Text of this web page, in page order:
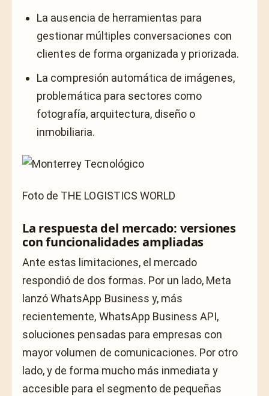
La ausencia de herramientas para
gestionar múltiples conversaciones con
clientes de forma organizada y priorizada.
La compresión automática de imágenes,
problemática para sectores como
fotografía, arquitectura, diseño o
inmobiliaria.
Foto de THE LOGISTICS WORLD
La respuesta del mercado: versiones
con funcionalidades ampliadas
Ante estas limitaciones, el mercado
respondió de dos formas. Por un lado, Meta
lanzó WhatsApp Business y, más
recientemente, WhatsApp Business API,
soluciones pensadas para empresas con
mayor volumen de comunicaciones. Por otro
lado, y de forma mucho más inmediata y
accesible para el segmento de pequeñas